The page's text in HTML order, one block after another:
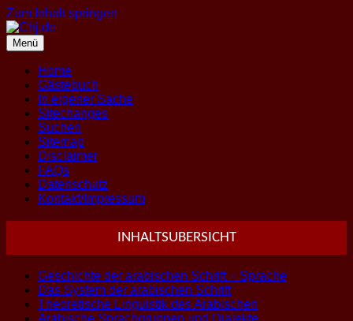
Zum Inhalt springen
Menü
Home
Gästebuch
In eigener Sache
Sitechanges
Suchen
Sitemap
Disclaimer
FAQs
Datenschutz
Kontakt/Impressum
INHALTSUBERSICHT
Geschichte der arabischen Schrift + Sprache
Das System der arabischen Schrift
Theoretische Linguistik des Arabischen